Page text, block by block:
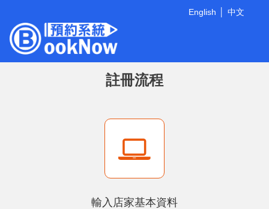
English 中文
註冊流程
輸入店家基本資料